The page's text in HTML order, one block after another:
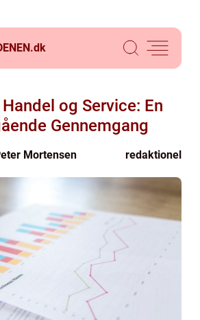
dk
og Service: En
Gennemgang
Mortensen redaktionel